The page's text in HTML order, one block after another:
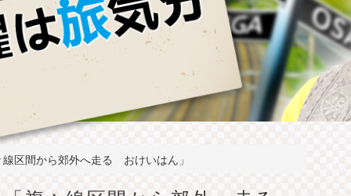
区間から郊外へ走る おけいはん」